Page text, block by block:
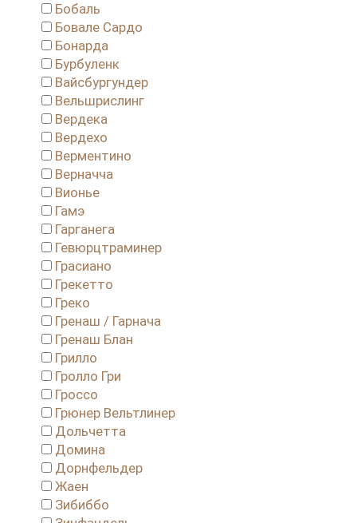
Бобаль
Бовале Сардо
Бонарда
Бурбуленк
Вайсбургундер
Вельшрислинг
Вердека
Вердехо
Верментино
Верначча
Вионье
Гамэ
Гарганега
Гевюрцтраминер
Грасиано
Грекетто
Греко
Гренаш / Гарнача
Гренаш Блан
Грилло
Гролло Гри
Гроссо
Грюнер Вельтлинер
Дольчетта
Домина
Дорнфельдер
Жаен
Зибиббо